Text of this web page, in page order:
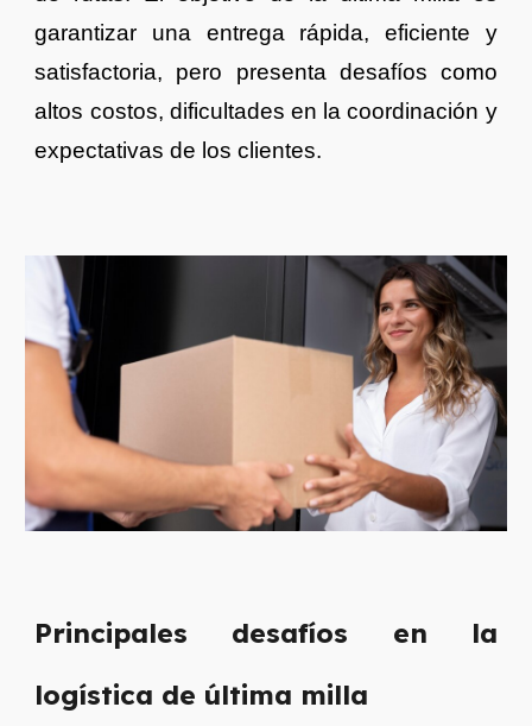
garantizar una entrega rápida, eficiente y
satisfactoria, pero presenta desafíos como
altos costos, dificultades en la coordinación y
expectativas de los clientes.
Principales desafíos en la
logística de última milla